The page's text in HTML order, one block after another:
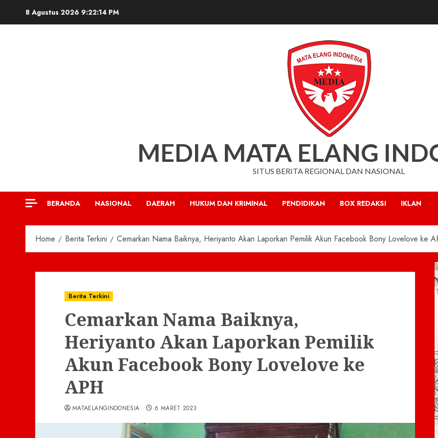
8 Agustus 2026 9:22:16 PM
MEDIA MATA ELANG
SITUS BERITA REGIONAL DAN NASIONAL
BERANDA NASIONAL DAERAH HUKUM DAN KRIMINAL PENDIDIKAN BOX REDAKSI IKLAN
Home Berita Terkini Cemarkan Nama Baiknya, Heriyanto Akan Laporkan Pemilik Akun Facebook Bony Lovelove ke
Berita Terkini
Cemarkan Nama Baiknya,
Heriyanto Akan Laporkan Pemilik
Akun Facebook Bony Lovelove ke
APH
MATAELANGINDONESIA 6 MARET 2023